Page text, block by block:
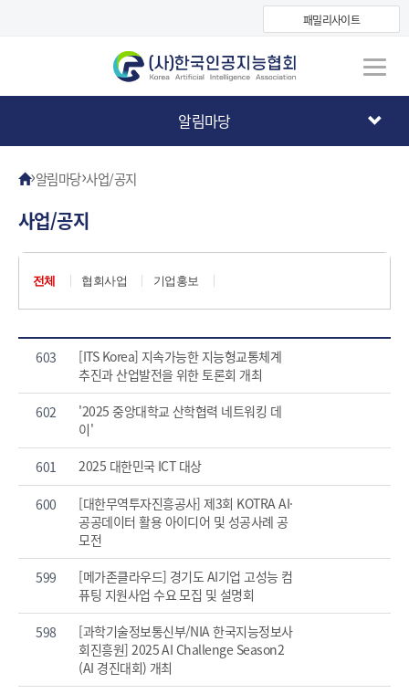
패밀리사이트
알림마당
›알림마당›사업/공지
사업/공지
전체 협회사업 기업홍보
603
[ITS Korea] 지속가능한 지능형교통체계
추진과 산업발전을 위한 토론회 개최
602
'2025 중앙대학교 산학협력 네트워킹 데
이'
601 2025 대한민국 ICT 대상
600
[대한무역투자진흥공사] 제3회 KOTRA AI·
공공데이터 활용 아이디어 및 성공사례 공
모전
599
[메가존클라우드] 경기도 AI기업 고성능 컴
퓨팅 지원사업 수요 모집 및 설명회
598
[과학기술정보통신부/NIA 한국지능정보사
회진흥원] 2025 AI Challenge Season2
(AI 경진대회) 개최